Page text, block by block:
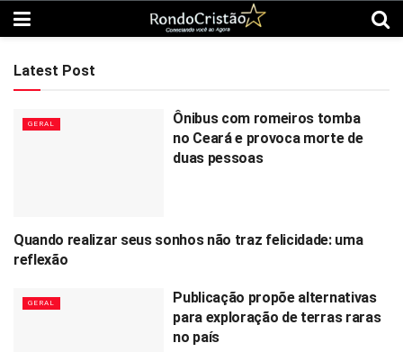
Latest Post
GERAL
Ônibus com romeiros tomba
no Ceará e provoca morte de
duas pessoas
MUNDO GOSPEL
Quando realizar seus sonhos não traz felicidade: uma
reflexão
GERAL
Publicação propõe alternativas
para exploração de terras raras
no país